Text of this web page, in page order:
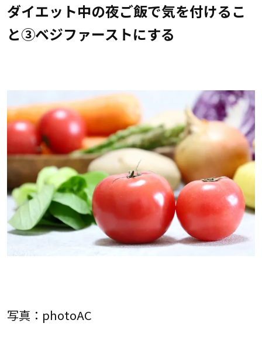
ダイエット中の夜ご飯で気を付けるこ
と③ベジファーストにする
写真：photoAC